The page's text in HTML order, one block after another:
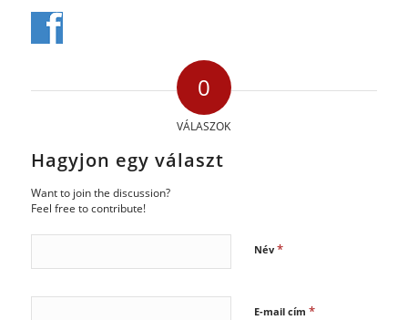
0
VÁLASZOK
Hagyjon egy választ
Want to join the discussion?
Feel free to contribute!
Név *
E-mail cím *